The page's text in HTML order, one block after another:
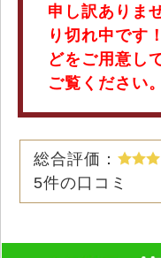
申し訳ありま
り切れ中です
どをご用意し
ご覧ください。
総合評価：
5件の口コミ